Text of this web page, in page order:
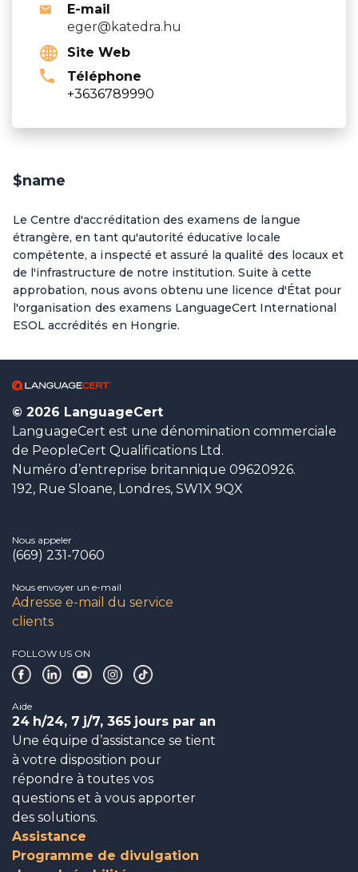
E-mail
eger@katedra.hu
Site Web
Téléphone
+3636789990
$name
Le Centre d'accréditation des examens de langue
étrangère, en tant qu'autorité éducative locale
compétente, a inspecté et assuré la qualité des locaux et
de l'infrastructure de notre institution. Suite à cette
approbation, nous avons obtenu une licence d'État pour
l'organisation des examens LanguageCert International
ESOL accrédités en Hongrie.
© 2026 LanguageCert
LanguageCert est une dénomination commerciale
de PeopleCert Qualifications Ltd.
Numéro d’entreprise britannique 09620926.
192, Rue Sloane, Londres, SW1X 9QX
Nous appeler
(669) 231-7060
Nous envoyer un e-mail
Adresse e-mail du service
clients
FOLLOW US ON
Aide
24 h/24, 7 j/7, 365 jours par an
Une équipe d’assistance se tient
à votre disposition pour
répondre à toutes vos
questions et à vous apporter
des solutions.
Assistance
Programme de divulgation